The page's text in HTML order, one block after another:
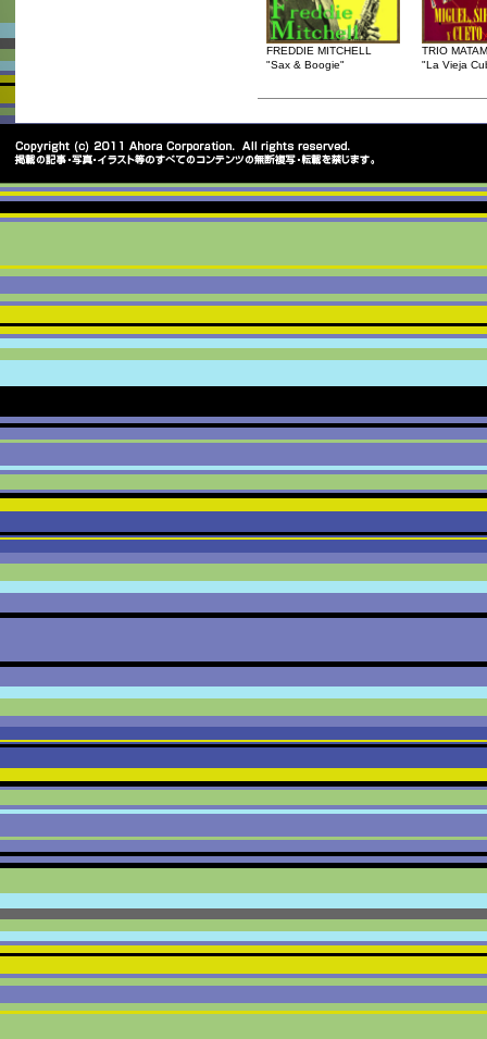
FREDDIE MITCHELL
"Sax & Boogie"
TRIO
"La Vieja